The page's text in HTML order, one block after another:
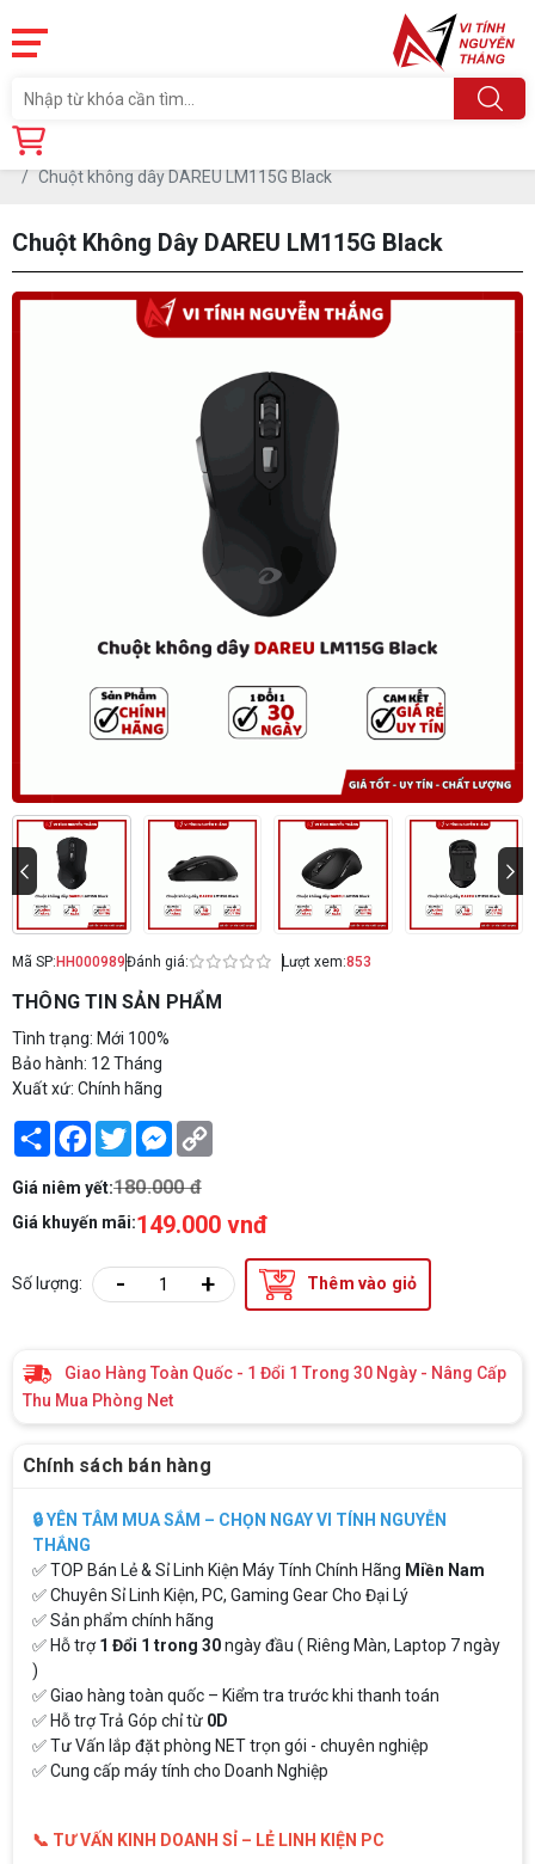
Trang chủ
Chuột không dây DAREU LM115G Black
Chuột Không Dây DAREU LM115G Black
Mã SP: HH000989Đánh giá: Lượt xem:853
THÔNG TIN SẢN PHẨM
Tình trạng: Mới 100%
Bảo hành: 12 Tháng
Xuất xứ: Chính hãng
Share Facebook
TwitterMessenger
Giá niêm yết:180.000 đ
Giá khuyến mãi:149.000 vnđ
Số lượng: - + Thêm vào giỏ
Giao Hàng Toàn Quốc - 1 Đổi 1 Trong 30 Ngày - Nâng Cấp
Thu Mua Phòng Net
Chính sách bán hàng
🔒 YÊN TÂM MUA SẮM – CHỌN NGAY VI TÍNH NGUYỄN
THẮNG
✅ TOP Bán Lẻ & Sỉ Linh Kiện Máy Tính Chính Hãng Miền Nam
✅ Chuyên Sỉ Linh Kiện, PC, Gaming Gear Cho Đại Lý
✅ Sản phẩm chính hãng
✅ Hỗ trợ1 Đổi 1 trong 30ngày đầu ( Riêng Màn, Laptop 7 ngày
)
✅ Giao hàng toàn quốc – Kiểm tra trước khi thanh toán
✅ Hỗ trợ Trả Góp chỉ từ 0D
✅ Tư Vấn lắp đặt phòng NET trọn gói - chuyên nghiệp
✅ Cung cấp máy tính cho Doanh Nghiệp
📞 TƯ VẤN KINH DOANH SỈ – LẺ LINH KIỆN PC